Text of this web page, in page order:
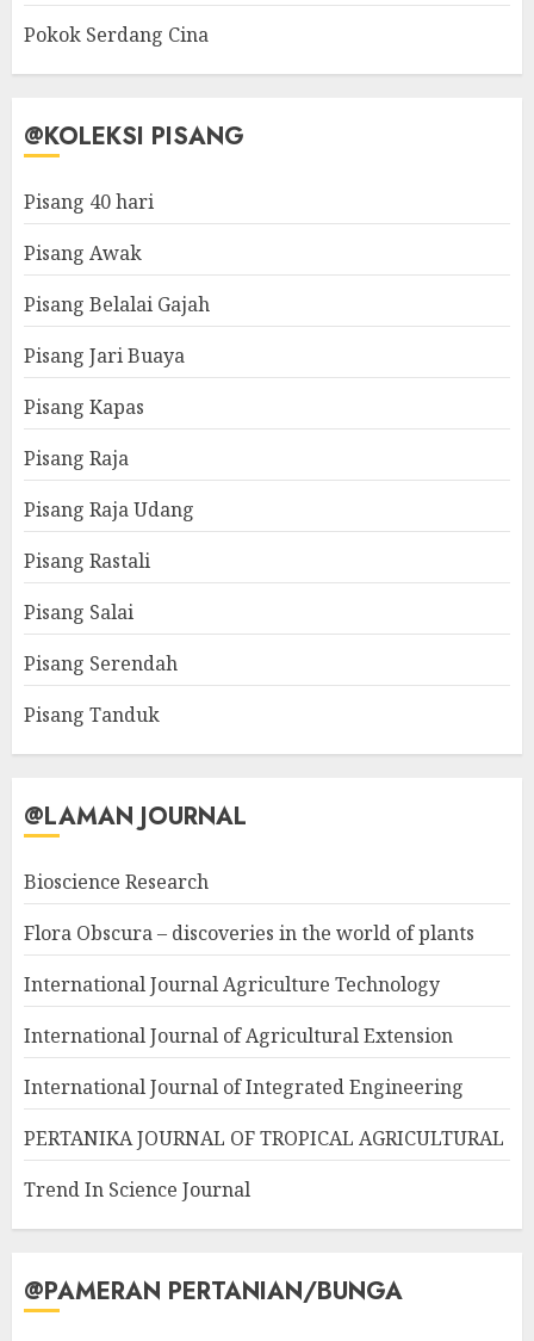
Pokok Serdang Cina
@KOLEKSI PISANG
Pisang 40 hari
Pisang Awak
Pisang Belalai Gajah
Pisang Jari Buaya
Pisang Kapas
Pisang Raja
Pisang Raja Udang
Pisang Rastali
Pisang Salai
Pisang Serendah
Pisang Tanduk
@LAMAN JOURNAL
Bioscience Research
Flora Obscura – discoveries in the world of plants
International Journal Agriculture Technology
International Journal of Agricultural Extension
International Journal of Integrated Engineering
PERTANIKA JOURNAL OF TROPICAL AGRICULTURAL
Trend In Science Journal
@PAMERAN PERTANIAN/BUNGA